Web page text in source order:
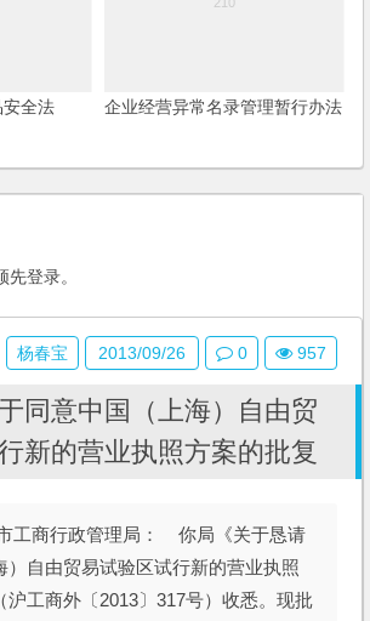
全法
企业经营异常名录管理暂行办法
先登录。
同意中国（上海）自由贸
新的营业执照方案的批复
工商行政管理局： 你局《关于恳请
）自由贸易试验区试行新的营业执照
沪工商外〔2013〕317号）收悉。现批
杨春宝 2013/09/26 0 957